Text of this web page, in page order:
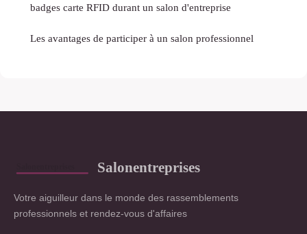
badges carte RFID durant un salon d'entreprise
Les avantages de participer à un salon professionnel
Salonentreprises
Votre aiguilleur dans le monde des rassemblements
professionnels et rendez-vous d'affaires